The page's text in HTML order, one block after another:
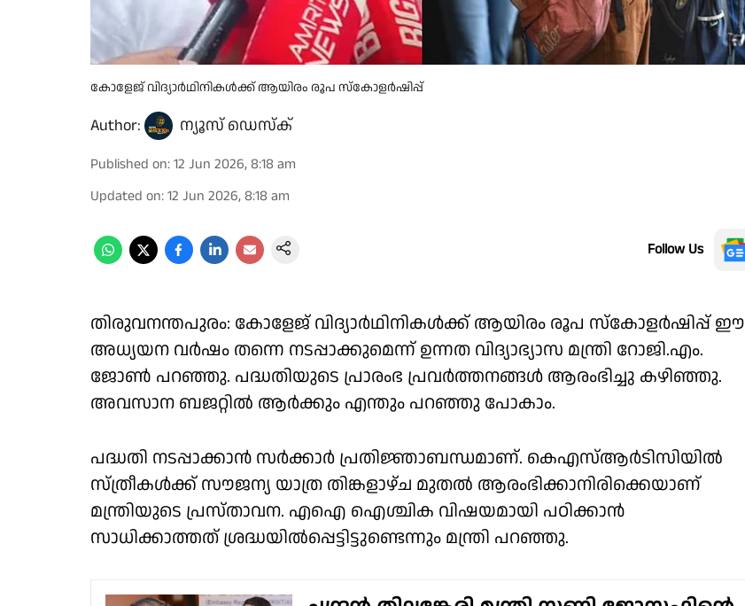
കോളേജ് വിദ്യാർഥിനികൾക്ക് ആയിരം രൂപ സ്കോളർഷിപ്പ്
Author: ന്യൂസ് ഡെസ്ക്
Published on:12 Jun 2026, 8:18 am
Updated on:12 Jun 2026, 8:18 am
Follow Us
തിരുവനന്തപുരം: കോളേജ് വിദ്യാർഥിനികൾക്ക് ആയിരം രൂപ സ്കോളർഷിപ്പ് ഈ
അധ്യയന വർഷം തന്നെ നടപ്പാക്കുമെന്ന് ഉന്നത വിദ്യാഭ്യാസ മന്ത്രി റോജി.എം.
ജോൺ പറഞ്ഞു. പദ്ധതിയുടെ പ്രാരംഭ പ്രവർത്തനങ്ങൾ ആരംഭിച്ചു കഴിഞ്ഞു.
അവസാന ബജറ്റിൽ ആർക്കും എന്തും പറഞ്ഞു പോകാം.
പദ്ധതി നടപ്പാക്കാൻ സർക്കാർ പ്രതിജ്ഞാബന്ധമാണ്. കെഎസ്ആർടിസിയിൽ
സ്ത്രീകൾക്ക് സൗജന്യ യാത്ര തിങ്കളാഴ്ച മുതൽ ആരംഭിക്കാനിരിക്കെയാണ്
മന്ത്രിയുടെ പ്രസ്താവന. എഐ ഐശ്ചിക വിഷയമായി പഠിക്കാൻ
സാധിക്കാത്തത് ശ്രദ്ധയിൽപ്പെട്ടിട്ടുണ്ടെന്നും മന്ത്രി പറഞ്ഞു.